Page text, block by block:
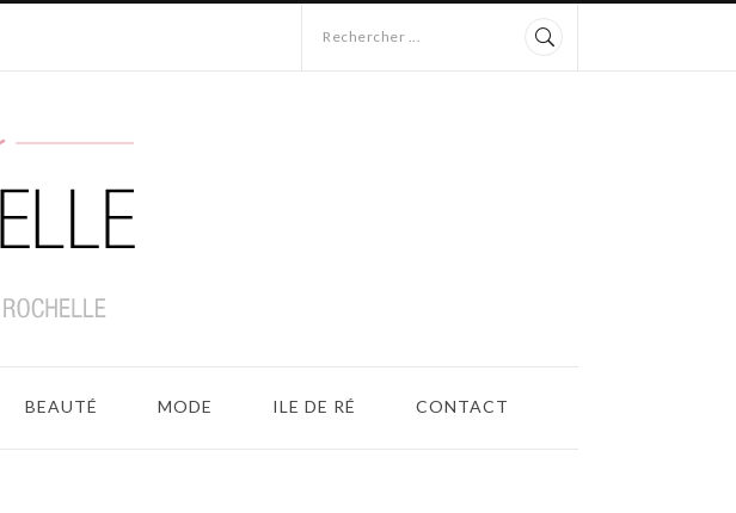
Rechercher ...
BEAUTÉ MODE ILE DE RÉ CONTACT